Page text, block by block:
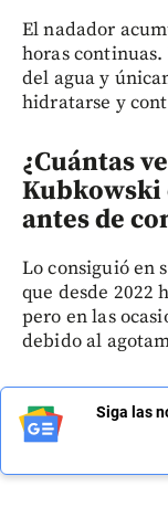
El nadador
horas
del agua y
hidratarse y
¿Cuántas
Kubkowski
antes de
Lo consiguió en
que desde 2022
pero en las
debido al
Siga las